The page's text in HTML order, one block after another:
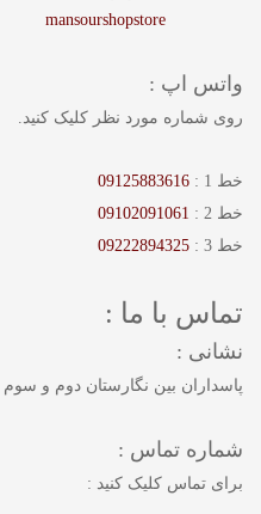
mansourshopstore
واتس اپ :
روی شماره مورد نظر کلیک کنید.
خط 1 :
09125883616
خط 2 :
09102091061
خط 3 :
09222894325
تماس با ما :
نشانی :
پاسداران بین نگارستان دوم و سوم پلاک 89
شماره تماس :
برای تماس کلیک کنید :